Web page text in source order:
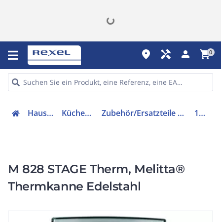
place handyman person shopping_cart0
Hausgeräte Küchengeräte Zubehör/Ersatzteile für Kleingeräte 189540
M 828 STAGE Therm, Melitta®
Thermkanne Edelstahl